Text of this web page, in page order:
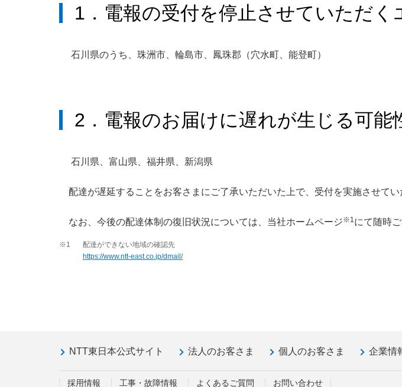
1．電報の受付を停止させていただく
石川県のうち、珠洲市、輪島市、鳳珠郡（穴水町、能登町）
2．電報のお届けに遅れが生じる可能
石川県、富山県、福井県、新潟県
配達が遅延することをお客さまにご了承いただいた上で、受付を実施させてい
なお、今後の配達体制の復旧状況については、当社ホームページ※1にて随時
※1
配達ができない地域の確認先
https://www.ntt-east.co.jp/dmail/
NTT東日本公式サイト 法人のお客さま 個人のお客さま 企業情
採用情報 工事・故障情報 よくあるご質問 お問い合わせ